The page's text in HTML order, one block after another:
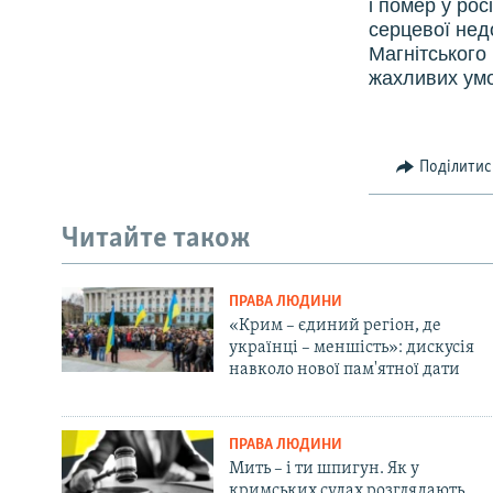
і помер у
серцевої
жахливих
Читайте також
ПРАВА ЛЮДИНИ
«Крим – єдиний регіон, де
українці – меншість»: дискусія
навколо нової пам'ятної дати
ПРАВА ЛЮДИНИ
Мить – і ти шпигун. Як у